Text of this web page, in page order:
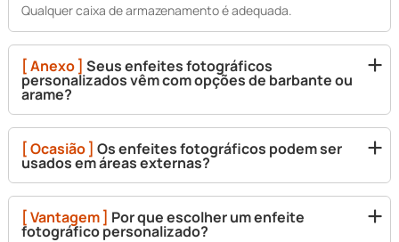
Qualquer caixa de armazenamento é adequada.
[ Anexo ] Seus enfeites fotográficos
personalizados vêm com opções de barbante ou
arame?
[ Ocasião ] Os enfeites fotográficos podem ser
usados em áreas externas?
[ Vantagem ] Por que escolher um enfeite
fotográfico personalizado?